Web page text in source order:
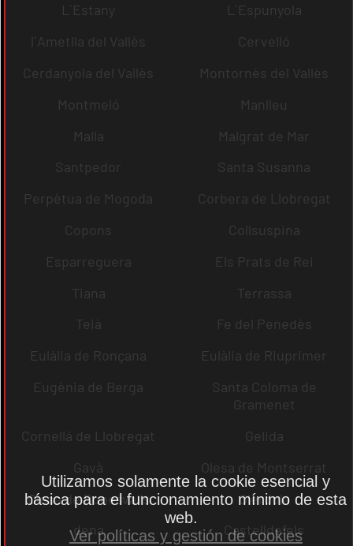
L´Estany
L´Espunyola
l´Ametlla del Vallès
Cervelló
Cerdanyola del Vallès
Montornès del Vallès
Montmeló
Manlleu
Malla
Malgrat de Mar
Santpedor
Santa Susanna
Perpètua de Mogoda
Corbera de Llobregat
Copons
Collsuspina
Esparreguera
Els Prats de Rei
Tiana
Terrassa
Teià
Fe del Penedès
Eulàlia de Ronçana
Eulàlia de Riuprimer
Eugènia de Berga
Santa Coloma de
Gramenet
Cornellà de Llobregat
Gelida
Gavà
Olesa de Montserrat
Olesa de Bonesvalls
Olèrdola
dena
Castelldefels
Utilizamos solamente la cookie esencial y
básica para el funcionamiento mínimo de esta
web.
Ver políticas y gestión de cookies